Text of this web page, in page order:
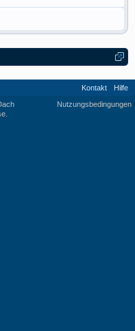
Kontakt
Hilfe
Nutzungsbedingungen